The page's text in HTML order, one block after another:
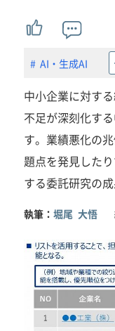
AI・生成AI
中小企業に対す
不足が深刻化す
す。業績悪化の
題点を発見した
する委託研究の
執筆： 堀尾 大悟